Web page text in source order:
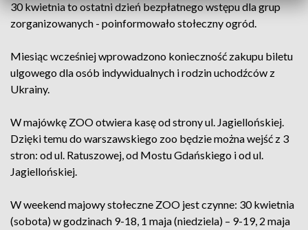
30 kwietnia to ostatni dzień bezpłatnego wstępu dla grup
zorganizowanych - poinformowało stołeczny ogród.
Miesiąc wcześniej wprowadzono konieczność zakupu biletu
ulgowego dla osób indywidualnych i rodzin uchodźców z
Ukrainy.
W majówkę ZOO otwiera kasę od strony ul. Jagiellońskiej.
Dzięki temu do warszawskiego zoo będzie można wejść z 3
stron: od ul. Ratuszowej, od Mostu Gdańskiego i od ul.
Jagiellońskiej.
W weekend majowy stołeczne ZOO jest czynne: 30 kwietnia
(sobota) w godzinach 9-18, 1 maja (niedziela) – 9-19, 2 maja